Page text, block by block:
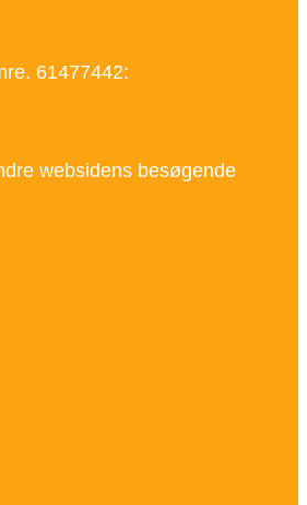
61477442:
websidens besøgende